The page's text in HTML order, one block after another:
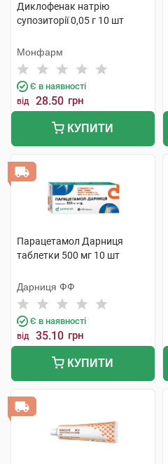
Диклофенак натрію
супозиторії 0,05 г 10 шт
Монфарм
Є в наявності
від 28.50 грн
КУПИТИ
Парацетамол Дарниця
таблетки 500 мг 10 шт
Дарниця ФФ
Є в наявності
від 35.10 грн
КУПИТИ